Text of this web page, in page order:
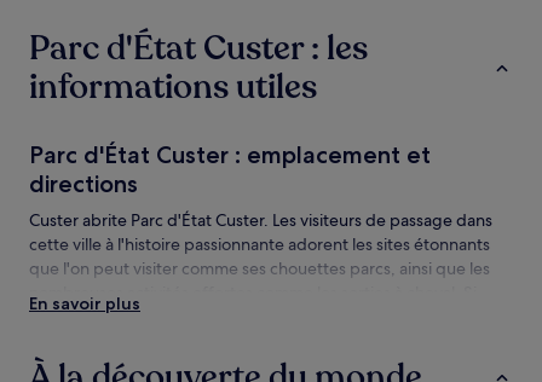
sont
susceptibles
de
changer.
supplémentaires
peuvent
Parc d'État Custer : les
informations utiles
Parc d'État Custer : emplacement et
directions
Custer abrite Parc d'État Custer. Les visiteurs de passage dans
cette ville à l'histoire passionnante adorent les sites étonnants
que l'on peut visiter comme ses chouettes parcs, ainsi que les
vous recherchez des choses à voir dans les environs, Mémorial
granit) sont deux lieux à ne pas manquer.
En savoir plus